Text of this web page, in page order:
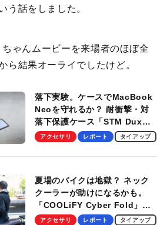
う話をしました。
ゃんムービーを来場者のほぼ全
結果オーライでしたけど。
落下実験。ケースでMacBook
Neoを守れるか？ 耐衝撃・対
落下保護ケース「STM Dux
Ultra」を検証。学生、ビジネ
適！
アクセサリ レポート タイアップ
夏場のバイクは地獄？ ネック
クーラーが助けになるかも。
「COOLiFY Cyber Fold」レ
ビュー。冷却の速さ、密着する
アクセサリ レポート タイアップ